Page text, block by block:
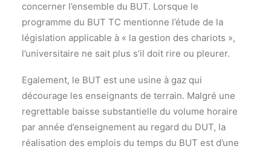
concerner l’ensemble du BUT. Lorsque le
programme du BUT TC mentionne l’étude de la
législation applicable à « la gestion des chariots »,
l’universitaire ne sait plus s’il doit rire ou pleurer.
Egalement, le BUT est une usine à gaz qui
décourage les enseignants de terrain. Malgré une
regrettable baisse substantielle du volume horaire
par année d’enseignement au regard du DUT, la
réalisation des emplois du temps du BUT est d’une